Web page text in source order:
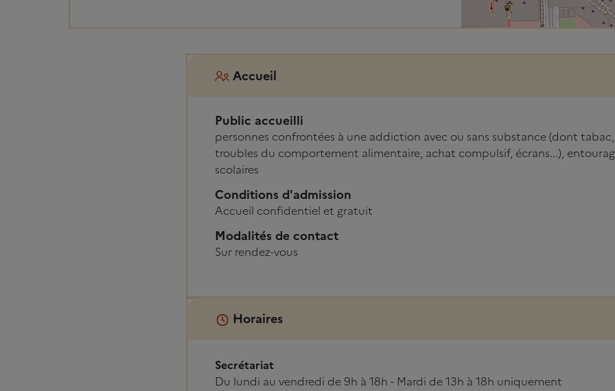
Accueil
Public accueilli
personnes confrontées à une addiction avec ou sans substance (dont
troubles du comportement alimentaire, achat compulsif, écrans...),
scolaires
Conditions d'admission
Accueil confidentiel et gratuit
Modalités de contact
Sur rendez-vous
Horaires
Secrétariat
Du lundi au vendredi de 9h à 18h - Mardi de 13h à 18h uniquement